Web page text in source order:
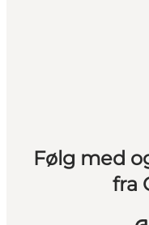
Følg med
fra